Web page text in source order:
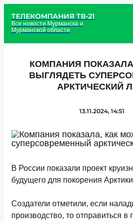
ТЕЛЕКОМПАНИЯ ТВ-21
Все новости Мурманска и
Мурманской области
КОМПАНИЯ
ВЫГЛЯДЕТЬ
АРКТИЧЕСКИЙ
13.11.2024, 14:51
В России показали проект
будущего для покорения
Создатели отметили, если
производство, то отправиться в